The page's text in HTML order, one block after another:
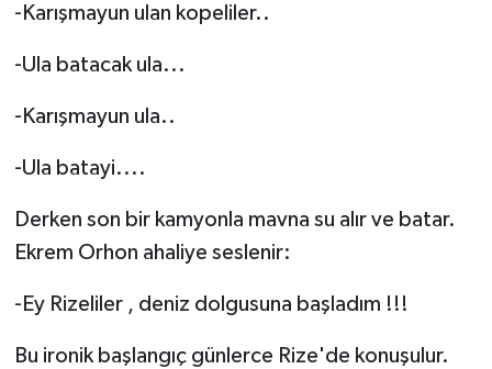
-Karışmayun ulan kopeliler..
-Ula batacak ula...
-Karışmayun ula..
-Ula batayi....
Derken son bir kamyonla mavna su alır ve batar.
Ekrem Orhon ahaliye seslenir:
-Ey Rizeliler , deniz dolgusuna başladım !!!
Bu ironik başlangıç günlerce Rize'de konuşulur.